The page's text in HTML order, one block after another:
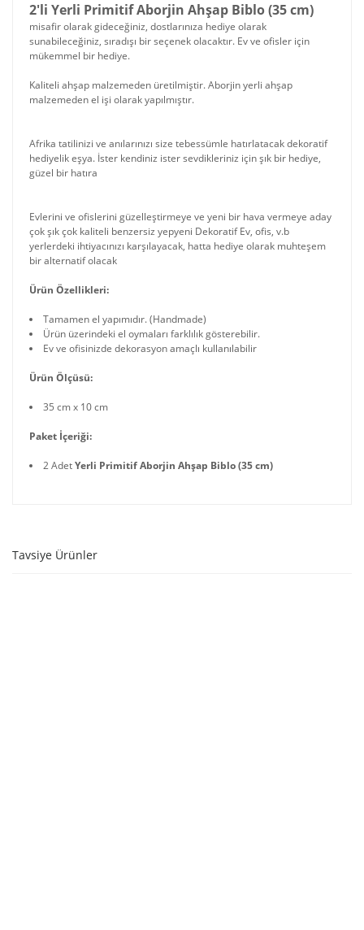
2'li Yerli Primitif Aborjin Ahşap Biblo (35 cm)
misafir olarak gideceğiniz, dostlarınıza hediye olarak
sunabileceğiniz, sıradışı bir seçenek olacaktır. Ev ve ofisler için
mükemmel bir hediye.
Kaliteli ahşap malzemeden üretilmiştir. Aborjin yerli ahşap
malzemeden el işi olarak yapılmıştır.
Afrika tatilinizi ve anılarınızı size tebessümle hatırlatacak dekoratif
hediyelik eşya. İster kendiniz ister sevdikleriniz için şık bir hediye,
güzel bir hatıra
Evlerini ve ofislerini güzelleştirmeye ve yeni bir hava vermeye aday
çok şık çok kaliteli benzersiz yepyeni Dekoratif Ev, ofis, v.b
yerlerdeki ihtiyacınızı karşılayacak, hatta hediye olarak muhteşem
bir alternatif olacak
Ürün Özellikleri:
Tamamen el yapımıdır. (Handmade)
Ürün üzerindeki el oymaları farklılık gösterebilir.
Ev ve ofisinizde dekorasyon amaçlı kullanılabilir
Ürün Ölçüsü:
35 cm x 10 cm
Paket İçeriği:
2 AdetYerli Primitif Aborjin Ahşap Biblo (35 cm)
Tavsiye Ürünler